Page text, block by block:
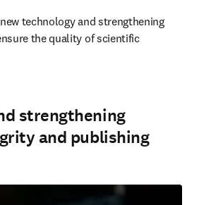
technology and strengthening
the quality of scientific
/窗口中打开
strengthening
and publishing